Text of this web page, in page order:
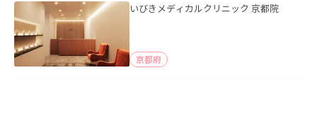
いびきメディカルクリニック 京都院
京都府